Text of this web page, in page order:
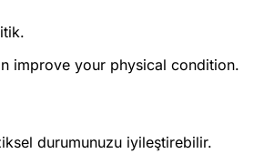
improve your physical condition.
durumunuzu iyileştirebilir.